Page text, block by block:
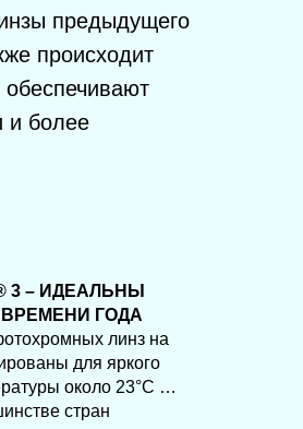
предыдущего
происходит
и более
на
…
и
дни,
облаками.
линзы